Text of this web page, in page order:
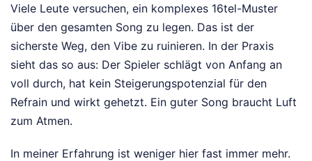
Viele Leute versuchen, ein komplexes 16tel-Muster
über den gesamten Song zu legen. Das ist der
sicherste Weg, den Vibe zu ruinieren. In der Praxis
sieht das so aus: Der Spieler schlägt von Anfang an
voll durch, hat kein Steigerungspotenzial für den
Refrain und wirkt gehetzt. Ein guter Song braucht Luft
zum Atmen.
In meiner Erfahrung ist weniger hier fast immer mehr.